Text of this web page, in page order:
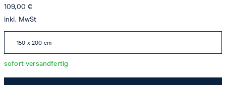
109,00 €
inkl. MwSt
150 x 200 cm
sofort versandfertig